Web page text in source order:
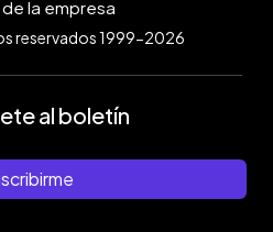
reservados 1999-2026
al boletín